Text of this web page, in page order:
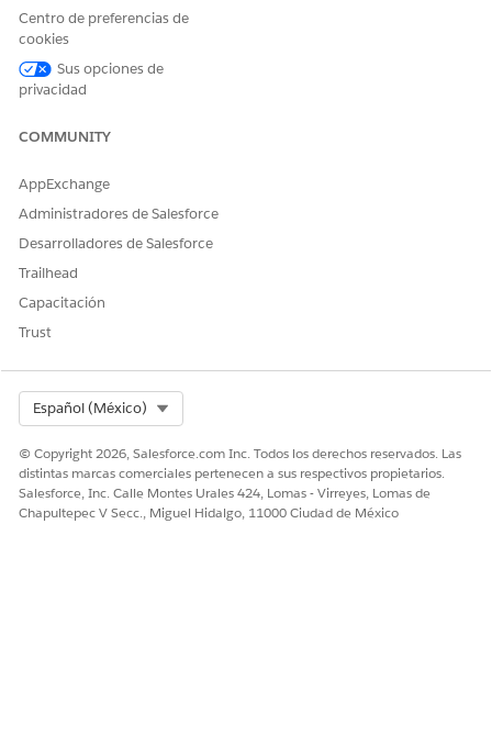
Para configurar un sitio de Experience, consulte Lista de
comprobación de configuración de
Health Cloud
¿RESOLVIÓ ESTE ARTÍCULO SU PROBLEMA?
¡Háganos saber cómo podemos mejorar!
Sí
Centro de preferencias de
cookies
Sus opciones de
privacidad
COMMUNITY
AppExchange
Administradores de Salesforce
Desarrolladores de Salesforce
Trailhead
Capacitación
Trust
Español (México)
© Copyright 2026, Salesforce.com Inc. Todos los derechos reservados. Las
distintas marcas comerciales pertenecen a sus respectivos propietarios.
Salesforce, Inc. Calle Montes Urales 424, Lomas - Virreyes, Lomas de
Chapultepec V Secc., Miguel Hidalgo, 11000 Ciudad de México